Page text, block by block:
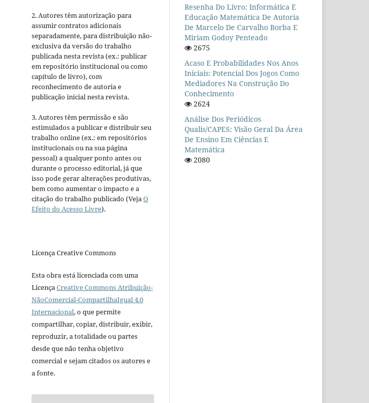
2. Autores têm autorização para
assumir contratos adicionais
separadamente, para distribuição não-
exclusiva da versão do trabalho
publicada nesta revista (ex.: publicar
em repositório institucional ou como
capítulo de livro), com
reconhecimento de autoria e
publicação inicial nesta revista.
3. Autores têm permissão e são
estimulados a publicar e distribuir seu
trabalho online (ex.: em repositórios
institucionais ou na sua página
pessoal) a qualquer ponto antes ou
durante o processo editorial, já que
isso pode gerar alterações produtivas,
bem como aumentar o impacto e a
citação do trabalho publicado (VejaO
Efeito do Acesso Livre).
Licença Creative Commons
Esta obra está licenciada com uma
LicençaCreative Commons Atribuição-
NãoComercial-CompartilhaIgual 4.0
Internacional, o que permite
compartilhar, copiar, distribuir, exibir,
reproduzir, a totalidade ou partes
desde que não tenha objetivo
comercial e sejam citados os autores e
a fonte.
Resenha Do Livro: Informática E
Educação Matemática De Autoria
De Marcelo De Carvalho Borba E
Miriam Godoy Penteado
2675
Acaso E Probabilidades Nos Anos
Iniciais: Potencial Dos Jogos Como
Mediadores Na Construção Do
Conhecimento
2624
Análise Dos Periódicos
Qualis/CAPES: Visão Geral Da Área
De Ensino Em Ciências E
Matemática
2080